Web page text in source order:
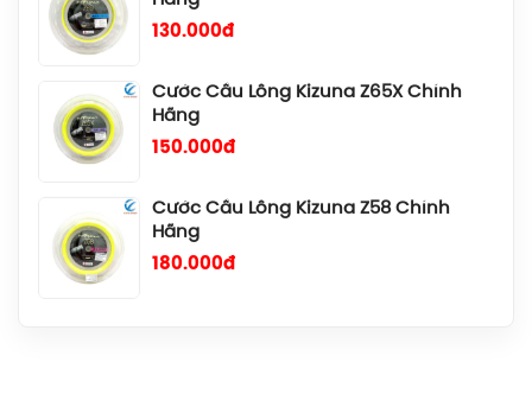
Hãng
150.000đ
Cước Cầu Lông Kizuna Z58 Chính
Hãng
180.000đ
Cước Cầu Lông Kizuna Z69 Titanium
Chính Hãng
140.000đ